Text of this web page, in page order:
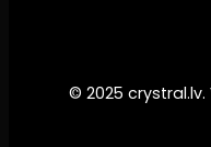
© 2025